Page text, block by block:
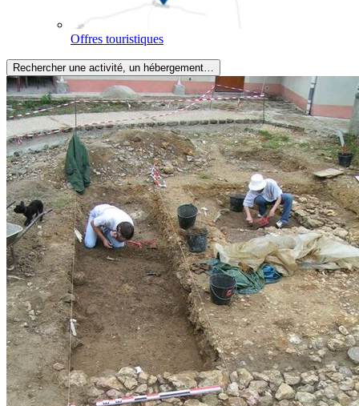
Offres touristiques
Rechercher une activité, un hébergement…